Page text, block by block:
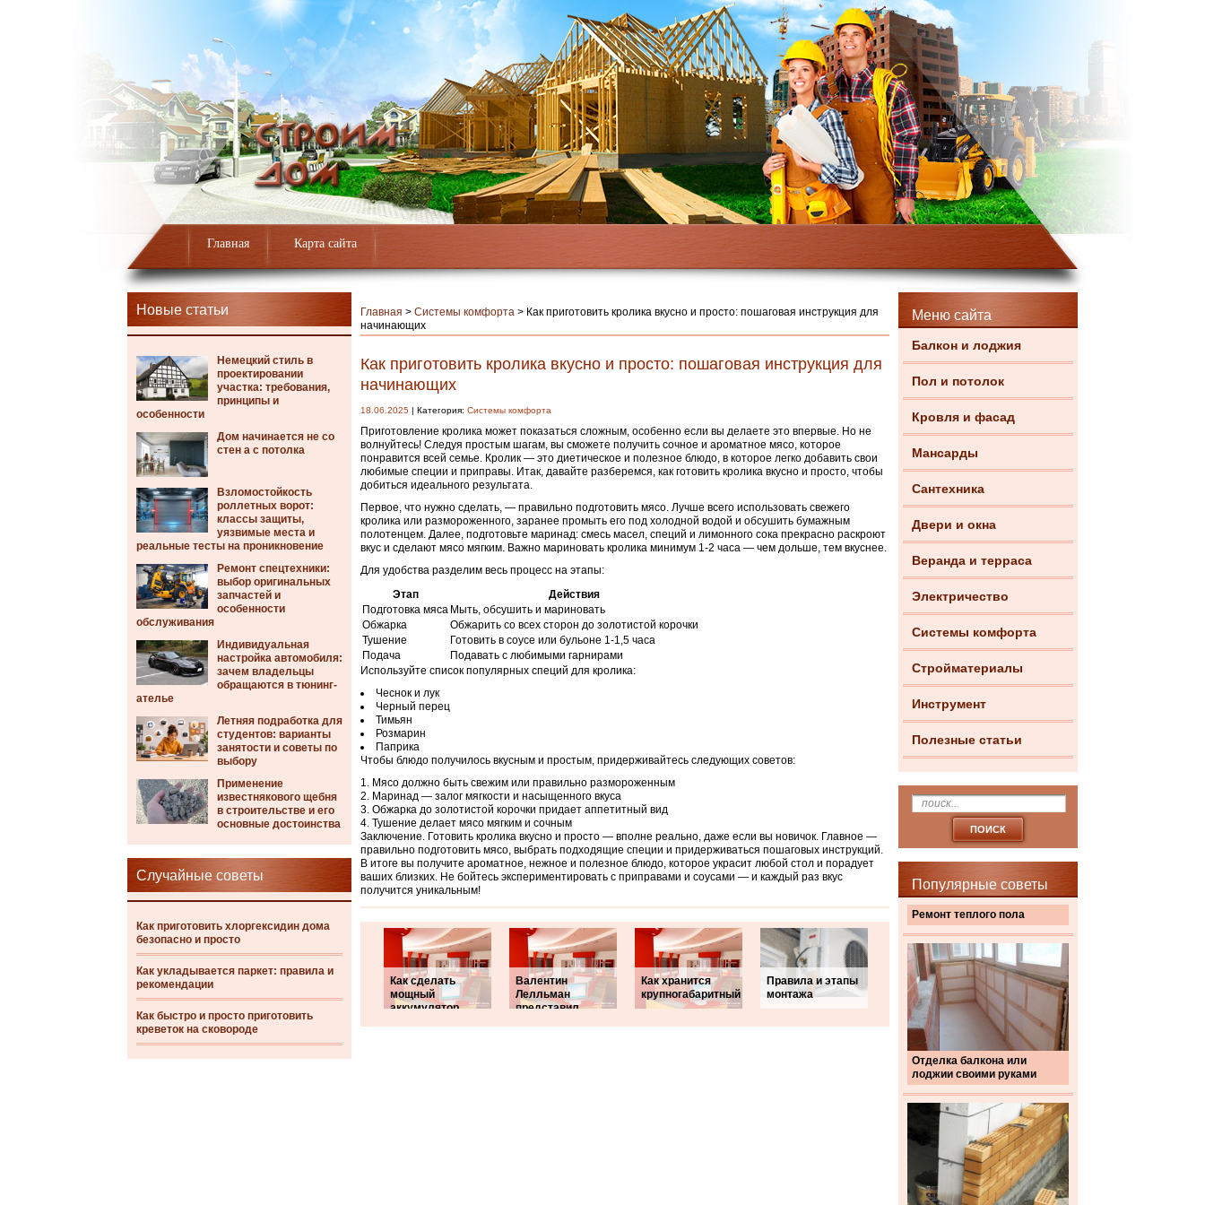
Главная Карта сайта
Новые статьи
Немецкий стиль в
проектировании
участка: требования,
принципы и
особенности
Дом начинается не со
стен а с потолка
Взломостойкость
роллетных ворот:
классы защиты,
уязвимые места и
реальные тесты на проникновение
Ремонт спецтехники:
выбор оригинальных
запчастей и
особенности
обслуживания
Индивидуальная
настройка автомобиля:
зачем владельцы
обращаются в тюнинг-
ателье
Летняя подработка для
студентов: варианты
занятости и советы по
выбору
Применение
известнякового щебня
в строительстве и его
основные достоинства
Случайные советы
Как приготовить хлоргексидин дома
безопасно и просто
Как укладывается паркет: правила и
рекомендации
Как быстро и просто приготовить
креветок на сковороде
Меню сайта
Балкон и лоджия
Пол и потолок
Кровля и фасад
Мансарды
Сантехника
Двери и окна
Веранда и терраса
Электричество
Системы комфорта
Стройматериалы
Инструмент
Полезные статьи
Популярные советы
Ремонт теплого пола
Отделка балкона или
лоджии своими руками
Главная > Системы комфорта > Как приготовить кролика вкусно и просто: пошаговая инструкция для
начинающих
Как приготовить кролика вкусно и просто: пошаговая инструкция для
начинающих
18.06.2025 | Категория: Системы комфорта
Приготовление кролика может показаться сложным, особенно если вы делаете это впервые. Но не
волнуйтесь! Следуя простым шагам, вы сможете получить сочное и ароматное мясо, которое
понравится всей семье. Кролик — это диетическое и полезное блюдо, в которое легко добавить свои
любимые специи и приправы. Итак, давайте разберемся, как готовить кролика вкусно и просто, чтобы
добиться идеального результата.
Первое, что нужно сделать, — правильно подготовить мясо. Лучше всего использовать свежего
кролика или размороженного, заранее промыть его под холодной водой и обсушить бумажным
полотенцем. Далее, подготовьте маринад: смесь масел, специй и лимонного сока прекрасно раскроют
вкус и сделают мясо мягким. Важно мариновать кролика минимум 1-2 часа — чем дольше, тем вкуснее.
Для удобства разделим весь процесс на этапы:
Этап
Действия
Подготовка мяса Мыть, обсушить и мариновать
Обжарка
Обжарить со всех сторон до золотистой корочки
Тушение
Готовить в соусе или бульоне 1-1,5 часа
Подача
Подавать с любимыми гарнирами
Используйте список популярных специй для кролика:
Чеснок и лук
Черный перец
Тимьян
Розмарин
Паприка
Чтобы блюдо получилось вкусным и простым, придерживайтесь следующих советов:
Мясо должно быть свежим или правильно размороженным
Маринад — залог мягкости и насыщенного вкуса
Обжарка до золотистой корочки придает аппетитный вид
Тушение делает мясо мягким и сочным
Заключение. Готовить кролика вкусно и просто — вполне реально, даже если вы новичок. Главное —
правильно подготовить мясо, выбрать подходящие специи и придерживаться пошаговых инструкций.
В итоге вы получите ароматное, нежное и полезное блюдо, которое украсит любой стол и порадует
ваших близких. Не бойтесь экспериментировать с приправами и соусами — и каждый раз вкус
получится уникальным!
Как сделать
мощный
аккумулятор
Валентин
Лелльман
представил
Как хранится
крупногабаритный
Правила и этапы
монтажа